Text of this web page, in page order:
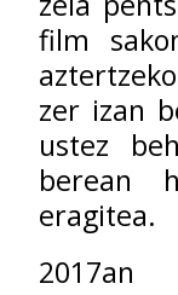
film
zer izan
ustez
berean
eragitea.